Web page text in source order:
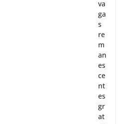
va
ga
s
re
m
an
es
ce
nt
es
gr
at